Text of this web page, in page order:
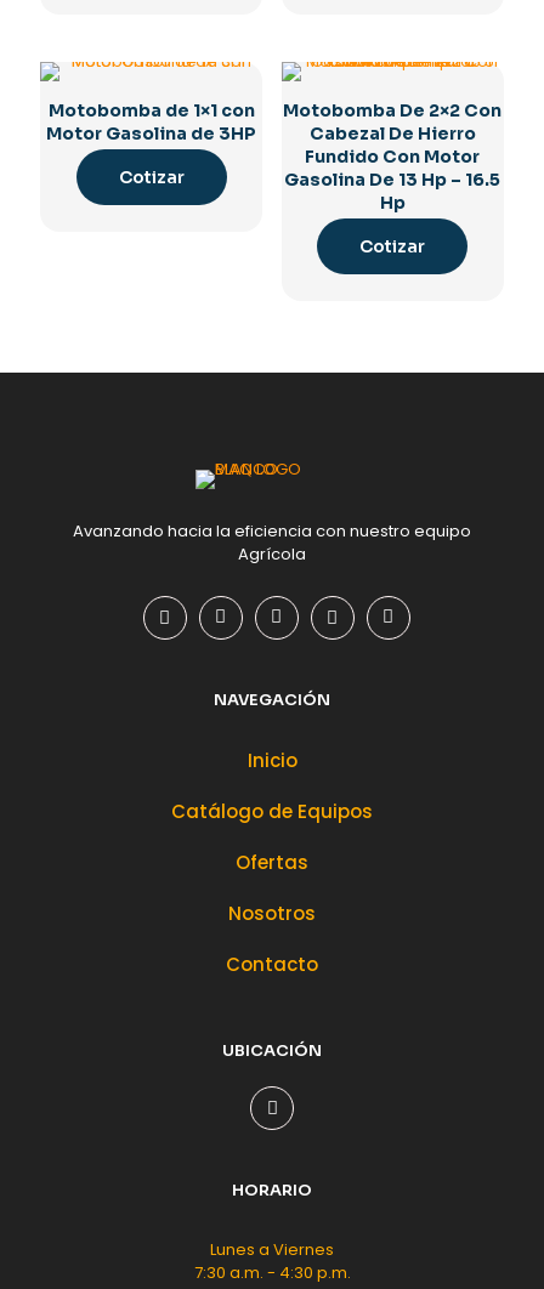
Motobomba de 1×1 con
Motor Gasolina de 3HP
Cotizar
Motobomba De 2×2 Con
Cabezal De Hierro
Fundido Con Motor
Gasolina De 13 Hp – 16.5
Hp
Cotizar
Avanzando hacia la eficiencia con nuestro equipo
Agrícola
NAVEGACIÓN
Inicio
Catálogo de Equipos
Ofertas
Nosotros
Contacto
UBICACIÓN
HORARIO
Lunes a Viernes
7:30 a.m. - 4:30 p.m.